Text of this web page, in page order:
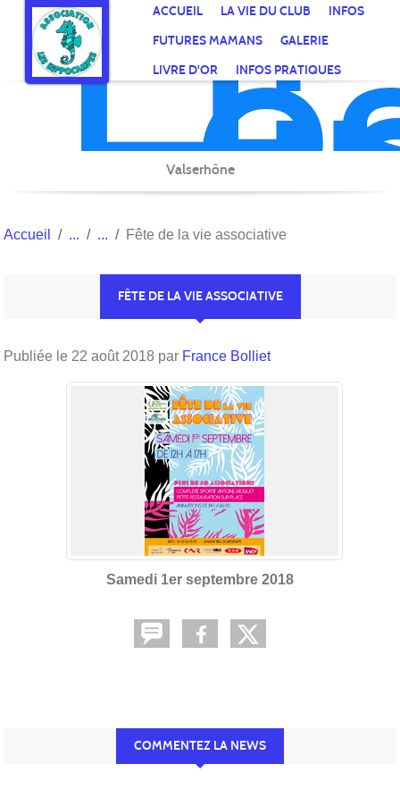
ACCUEIL LA VIE DU CLUB
INFOS
FUTURES MAMANS
GALERIE
LIVRE D'OR
INFOS PRATIQUES
Valserhône
Accueil Fête de la vie associative
FÊTE DE LA VIE ASSOCIATIVE
Publiée le 22 août 2018 par France Bolliet
Samedi 1er septembre 2018
COMMENTEZ LA NEWS
Panneau de gestion des cookies